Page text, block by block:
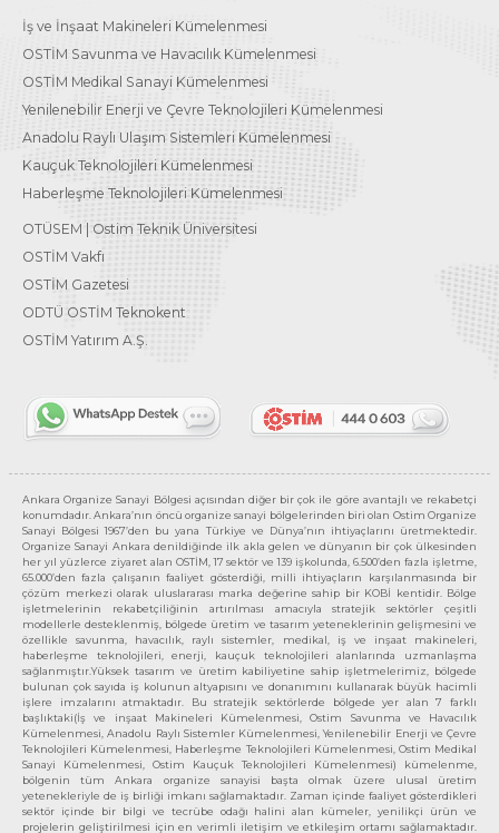
İş ve İnşaat Makineleri Kümelenmesi
OSTİM Savunma ve Havacılık Kümelenmesi
OSTİM Medikal Sanayi Kümelenmesi
Yenilenebilir Enerji ve Çevre Teknolojileri Kümelenmesi
Anadolu Raylı Ulaşım Sistemleri Kümelenmesi
Kauçuk Teknolojileri Kümelenmesi
Haberleşme Teknolojileri Kümelenmesi
OTÜSEM | Ostim Teknik Üniversitesi
OSTİM Vakfı
OSTİM Gazetesi
ODTÜ OSTİM Teknokent
OSTİM Yatırım A.Ş.
Ankara Organize Sanayi Bölgesi açısından diğer bir çok ile göre avantajlı ve rekabetçi
konumdadır. Ankara’nın öncü organize sanayi bölgelerinden biri olan Ostim Organize
Sanayi Bölgesi 1967’den bu yana Türkiye ve Dünya’nın ihtiyaçlarını üretmektedir.
Organize Sanayi Ankara denildiğinde ilk akla gelen ve dünyanın bir çok ülkesinden
her yıl yüzlerce ziyaret alan OSTİM, 17 sektör ve 139 işkolunda, 6.500’den fazla işletme,
65.000’den fazla çalışanın faaliyet gösterdiği, milli ihtiyaçların karşılanmasında bir
çözüm merkezi olarak uluslararası marka değerine sahip bir KOBİ kentidir. Bölge
işletmelerinin rekabetçiliğinin artırılması amacıyla stratejik sektörler çeşitli
modellerle desteklenmiş, bölgede üretim ve tasarım yeteneklerinin gelişmesini ve
özellikle savunma, havacılık, raylı sistemler, medikal, iş ve inşaat makineleri,
haberleşme teknolojileri, enerji, kauçuk teknolojileri alanlarında uzmanlaşma
sağlanmıştır.Yüksek tasarım ve üretim kabiliyetine sahip işletmelerimiz, bölgede
bulunan çok sayıda iş kolunun altyapısını ve donanımını kullanarak büyük hacimli
işlere imzalarını atmaktadır. Bu stratejik sektörlerde bölgede yer alan 7 farklı
başlıktaki(İş ve inşaat Makineleri Kümelenmesi, Ostim Savunma ve Havacılık
Kümelenmesi, Anadolu Raylı Sistemler Kümelenmesi, Yenilenebilir Enerji ve Çevre
Teknolojileri Kümelenmesi, Haberleşme Teknolojileri Kümelenmesi, Ostim Medikal
Sanayi Kümelenmesi, Ostim Kauçuk Teknolojileri Kümelenmesi) kümelenme,
bölgenin tüm Ankara organize sanayisi başta olmak üzere ulusal üretim
yetenekleriyle de iş birliği imkanı sağlamaktadır. Zaman içinde faaliyet gösterdikleri
sektör içinde bir bilgi ve tecrübe odağı halini alan kümeler, yenilikçi ürün ve
projelerin geliştirilmesi için en verimli iletişim ve etkileşim ortamı sağlamaktadır.